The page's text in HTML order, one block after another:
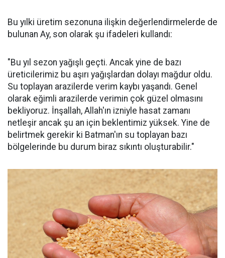
Bu yılki üretim sezonuna ilişkin değerlendirmelerde de
bulunan Ay, son olarak şu ifadeleri kullandı:
"Bu yıl sezon yağışlı geçti. Ancak yine de bazı
üreticilerimiz bu aşırı yağışlardan dolayı mağdur oldu.
Su toplayan arazilerde verim kaybı yaşandı. Genel
olarak eğimli arazilerde verimin çok güzel olmasını
bekliyoruz. İnşallah, Allah'ın izniyle hasat zamanı
netleşir ancak şu an için beklentimiz yüksek. Yine de
belirtmek gerekir ki Batman'ın su toplayan bazı
bölgelerinde bu durum biraz sıkıntı oluşturabilir."